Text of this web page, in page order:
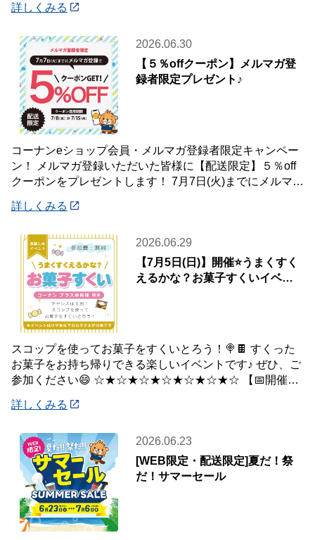
詳しくみる
2026.06.30
【５％offクーポン】メルマガ登
録者限定プレゼント♪
コーナンeショップ会員・メルマガ登録者限定キャンペー
ン！ メルマガ登録いただいた皆様に【配送限定】５％off
クーポンをプレゼントします！ 7月7日(火)までにメルマガ
詳しくみる
2026.06.29
【7月5日(日)】開催⭐️うまくすく
えるかな？お菓子すくいイベン
スコップを使ってお菓子をすくいとろう！🍭🍫 すくった
お菓子をお持ち帰りできる楽しいイベントです♪ ぜひ、ご
参加ください😄 ☆★☆★☆★☆★☆★☆★☆ 【📅開催日
詳しくみる
2026.06.23
[WEB限定・配送限定]夏だ！祭
だ！サマーセール